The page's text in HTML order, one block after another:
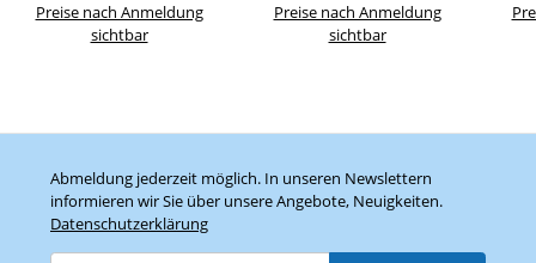
Preise nach Anmeldung
sichtbar
Preise nach Anmeldung
sichtbar
Abmeldung jederzeit möglich. In unseren Newslettern
informieren wir Sie über unsere Angebote, Neuigkeiten.
Datenschutzerklärung